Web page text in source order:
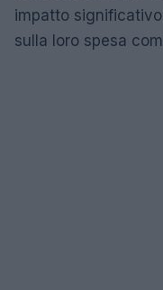
impatto
sulla loro spesa